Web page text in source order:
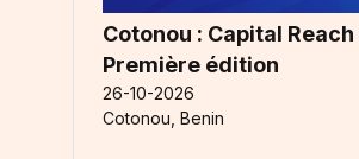
Cotonou : Capital Reach
Première édition
26-10-2026
Cotonou, Benin